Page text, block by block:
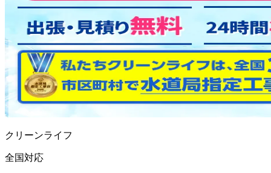
クリーンライフ
全国対応